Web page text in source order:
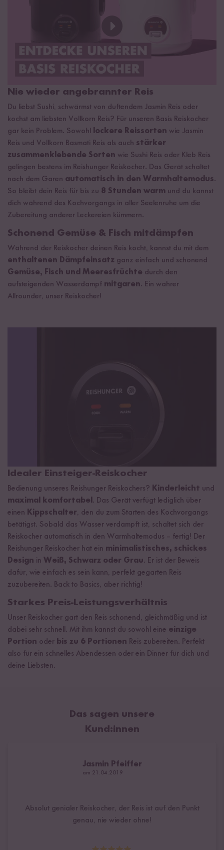
Solltest du einen Defekt an deinem Reiskocher feststellen,
kontaktiere bitte unseren Customer Support
Bei eigenmächtigen Veränderungen am Gerät erlischt leider
unsere Gewährleistung
Zubereitungsempfehlungen für den Reishunger Reiskocher
Reis-Wasser-Tabelle als PDF herunterladen
Nie wieder angebrannter Reis
Du liebst Sushi, schwärmst von duftendem Jasmin Reis oder
kochst am liebsten Vollkorn Reis? Für unseren Basis Reiskocher
gar kein Problem. Sowohl
lockere Reissorten wie Jasmin
Reis und Vollkorn Basmati Reis als auch stärker
zusammenklebende Sorten wie Sushi Reis oder Kleb Reis
gelingen bestens im Reishunger Reiskocher. Das Gerät schaltet
nach dem Garen automatisch in den Warmhaltemodus.
So bleibt dein Reis für bis zu 8 Stunden warm und du kannst
dich während des Kochvorgangs in aller Seelenruhe um die
Zubereitung anderer Leckereien kümmern.
Schonend Gemüse & Fisch mitdämpfen
Während der Reiskocher deinen Reis kocht, kannst du mit dem
enthaltenen Dämpfeinsatz ganz einfach und schonend
Gemüse, Fisch und Meeresfrüchte durch den
aufsteigenden Wasserdampf mitgaren. Ein wahrer
Allrounder, unser Reiskocher!
Idealer Einsteiger-Reiskocher
Bedienung unseres Reishunger Reiskochers? Kinderleicht und
maximal komfortabel . Das Gerät verfügt lediglich über
einen Kippschalter, den du zum Starten des Kochvorgangs
betätigst. Sobald das Wasser verdampft ist, schaltet sich der
Reiskocher automatisch in den Warmhaltemodus – fertig! Der
Reishunger Reiskocher hat ein minimalistisches, schickes
Design in Weiß, Schwarz oder Grau. Er ist der Beweis
dafür, wie einfach es sein kann, perfekt gegarten Reis
zuzubereiten. Back to Basics, aber richtig!
Starkes Preis-Leistungsverhältnis
Unser Reiskocher gart den Reis schonend, gleichmäßig und ist
dabei sehr schnell. Mit ihm kannst du sowohl eine einzige
Portion oder bis zu 6 Portionen Reis zubereiten. Perfekt
also für ein schnelles Abendessen oder ein Dinner für dich und
deine Liebsten.
Das sagen unsere
Kund:innen
Jasmin Pfeiffer
am 21.04.2019
Absolut genialer Reiskocher, der Reis ist auf den Punkt
genau, nie wieder ohne!